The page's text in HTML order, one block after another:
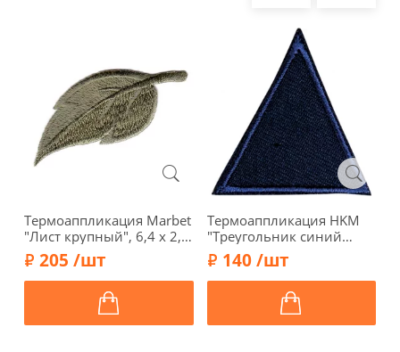
Термоаппликация Marbet
"Лист крупный", 6,4 х 2,6
см, серо-бежевый,
565111.G
205 /шт
Термоаппликация HKM
"Треугольник синий
малый", 3,7 х 3,8 см,
39474
140 /шт